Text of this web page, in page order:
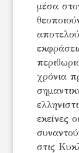
μέσα
χρόνια
εκείνες
στις